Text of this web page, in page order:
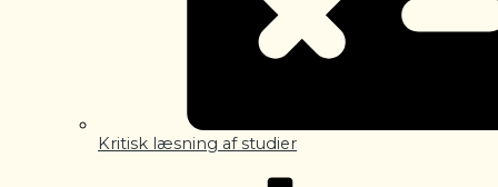
Kritisk læsning af studier